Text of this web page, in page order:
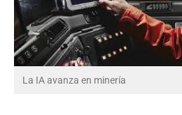
La IA avanza en minería